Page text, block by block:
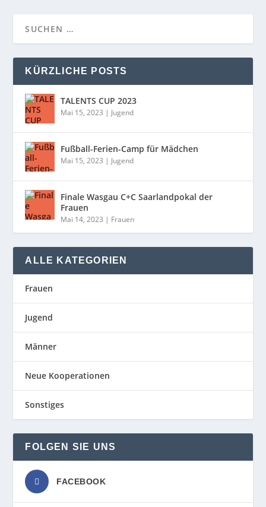
KÜRZLICHE POSTS
TALENTS CUP 2023
Mai 15, 2023 | Jugend
Fußball-Ferien-Camp für Mädchen
Mai 15, 2023 | Jugend
Finale Wasgau C+C Saarlandpokal der
Frauen
Mai 14, 2023 | Frauen
ALLE KATEGORIEN
Frauen
Jugend
Männer
Neue Kooperationen
Sonstiges
FOLGEN SIE UNS
FACEBOOK